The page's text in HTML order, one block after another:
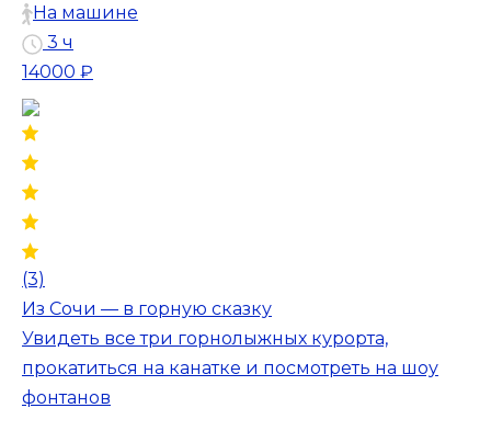
На машине
3 ч
14000 ₽
(3)
Из Сочи — в горную сказку
Увидеть все три горнолыжных курорта,
прокатиться на канатке и посмотреть на шоу
фонтанов